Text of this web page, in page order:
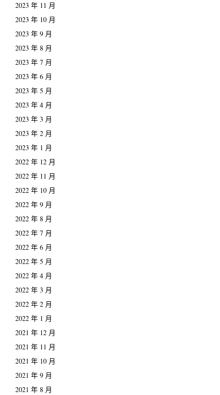
2023 年 11 月
2023 年 10 月
2023 年 9 月
2023 年 8 月
2023 年 7 月
2023 年 6 月
2023 年 5 月
2023 年 4 月
2023 年 3 月
2023 年 2 月
2023 年 1 月
2022 年 12 月
2022 年 11 月
2022 年 10 月
2022 年 9 月
2022 年 8 月
2022 年 7 月
2022 年 6 月
2022 年 5 月
2022 年 4 月
2022 年 3 月
2022 年 2 月
2022 年 1 月
2021 年 12 月
2021 年 11 月
2021 年 10 月
2021 年 9 月
2021 年 8 月